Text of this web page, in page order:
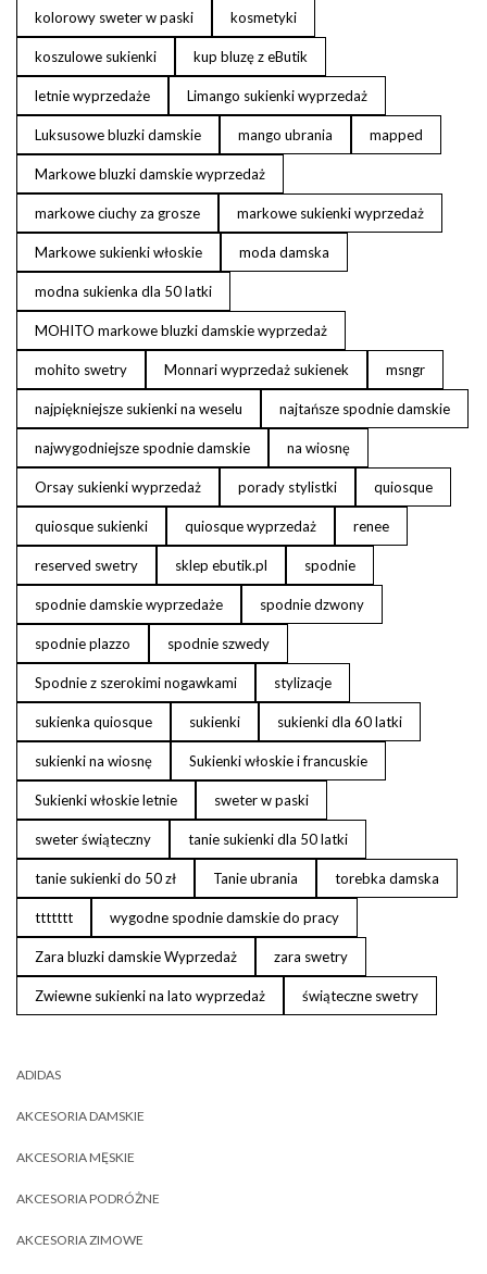
kolorowy sweter w paski kosmetyki
koszulowe sukienki kup bluzę z eButik
letnie wyprzedaże Limango sukienki wyprzedaż
Luksusowe bluzki damskie mango ubrania mapped
Markowe bluzki damskie wyprzedaż
markowe ciuchy za grosze markowe sukienki wyprzedaż
Markowe sukienki włoskie moda damska
modna sukienka dla 50 latki
MOHITO markowe bluzki damskie wyprzedaż
mohito swetry Monnari wyprzedaż sukienek msngr
najpiękniejsze sukienki na weselu najtańsze spodnie damskie
najwygodniejsze spodnie damskie na wiosnę
Orsay sukienki wyprzedaż porady stylistki quiosque
quiosque sukienki quiosque wyprzedaż renee
reserved swetry sklep ebutik.pl spodnie
spodnie damskie wyprzedaże spodnie dzwony
spodnie plazzo spodnie szwedy
Spodnie z szerokimi nogawkami stylizacje
sukienka quiosque sukienki sukienki dla 60 latki
sukienki na wiosnę Sukienki włoskie i francuskie
Sukienki włoskie letnie sweter w paski
sweter świąteczny tanie sukienki dla 50 latki
tanie sukienki do 50 zł Tanie ubrania torebka damska
ttttttt wygodne spodnie damskie do pracy
Zara bluzki damskie Wyprzedaż zara swetry
Zwiewne sukienki na lato wyprzedaż świąteczne swetry
ADIDAS
AKCESORIA DAMSKIE
AKCESORIA MĘSKIE
AKCESORIA PODRÓŻNE
AKCESORIA ZIMOWE